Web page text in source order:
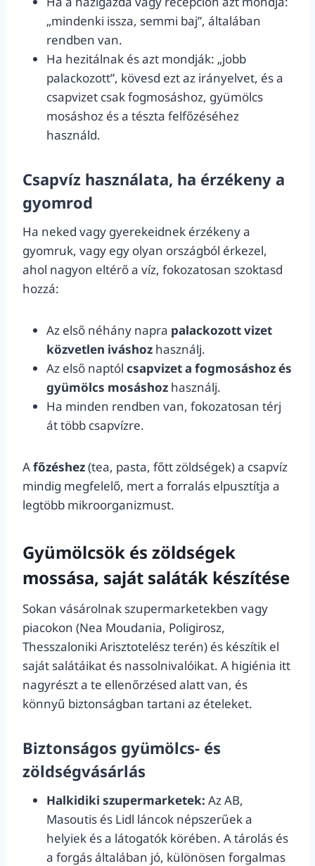
„mindenki issza, semmi baj”, általában
rendben van.
Ha hezitálnak és azt mondják: „jobb
palackozott”, kövesd ezt az irányelvet, és a
csapvizet csak fogmosáshoz, gyümölcs
mosáshoz és a tészta felfőzéséhez
használd.
Csapvíz használata, ha érzékeny a
gyomrod
Ha neked vagy gyerekeidnek érzékeny a
gyomruk, vagy egy olyan országból érkezel,
ahol nagyon eltérő a víz, fokozatosan szoktasd
hozzá:
Az első néhány napra palackozott vizet
közvetlen iváshoz használj.
Az első naptól csapvizet a fogmosáshoz és
gyümölcs mosáshoz használj.
Ha minden rendben van, fokozatosan térj
át több csapvízre.
Afőzéshez(tea, pasta, főtt zöldségek) a csapvíz
mindig megfelelő, mert a forralás elpusztítja a
legtöbb mikroorganizmust.
Gyümölcsök és zöldségek
mossása, saját saláták készítése
Sokan vásárolnak szupermarketekben vagy
piacokon (Nea Moudania, Poligirosz,
Thesszaloniki Arisztotelész terén) és készítik el
saját salátáikat és nassolnivalóikat. A higiénia itt
nagyrészt a te ellenőrzésed alatt van, és
könnyű biztonságban tartani az ételeket.
Biztonságos gyümölcs- és
zöldségvásárlás
Halkidiki szupermarketek: Az AB,
Masoutis és Lidl láncok népszerűek a
helyiek és a látogatók körében. A tárolás és
a forgás általában jó, különösen forgalmas